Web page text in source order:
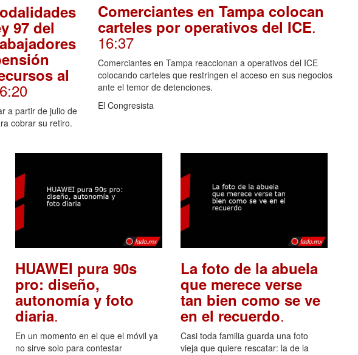
97 del
al
a partir de julio de
cobrar su retiro.
Comerciantes en Tampa colocan
carteles por operativos del ICE.
16:37
Comerciantes en Tampa reaccionan a operativos del ICE
colocando carteles que restringen el acceso en sus negocios
ante el temor de detenciones.
El Congresista
HUAWEI pura 90s
pro: diseño,
autonomía y foto
diaria.
En un momento en el que el móvil ya
no sirve solo para contestar
La foto de la abuela
que merece verse
tan bien como se ve
en el recuerdo.
Casi toda familia guarda una foto
vieja que quiere rescatar: la de la